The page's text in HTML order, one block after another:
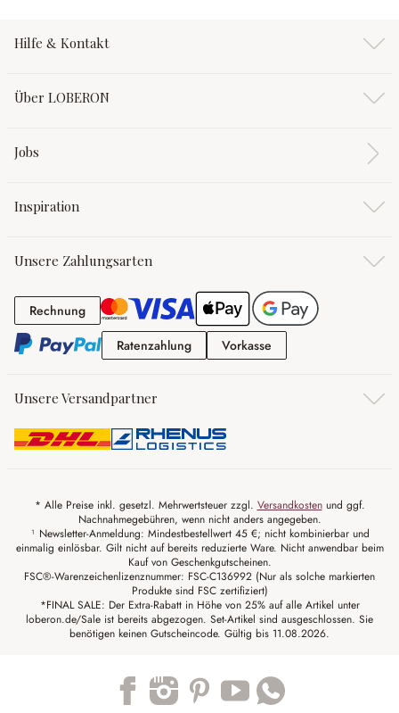
Hilfe & Kontakt
Über LOBERON
Jobs
Inspiration
Unsere Zahlungsarten
RechnungRechnung
RatenzahlungRatenzahlung
Vorkasse
Unsere Versandpartner
* Alle Preise inkl. gesetzl. Mehrwertsteuer zzgl. Versandkostenund ggf.
Nachnahmegebühren, wenn nicht anders angegeben.
¹ Newsletter-Anmeldung: Mindestbestellwert 45 €; nicht kombinierbar und
einmalig einlösbar. Gilt nicht auf bereits reduzierte Ware. Nicht anwendbar beim
Kauf von Geschenkgutscheinen.
FSC®-Warenzeichenlizenznummer: FSC-C136992 (Nur als solche markierten
Produkte sind FSC zertifiziert)
*FINAL SALE: Der Extra-Rabatt in Höhe von 25% auf alle Artikel unter
loberon.de/Sale ist bereits abgezogen. Set-Artikel sind ausgeschlossen. Sie
benötigen keinen Gutscheincode. Gültig bis 11.08.2026.